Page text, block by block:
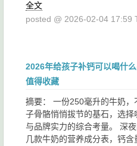
全文
posted @ 2026-02-04 17:59
2026年给孩子补钙可以喝什
值得收藏
摘要： 一份250毫升的牛奶
子骨骼悄悄拔节的基石，选
与品牌实力的综合考量。 深
几款牛奶的营养成分表，钙